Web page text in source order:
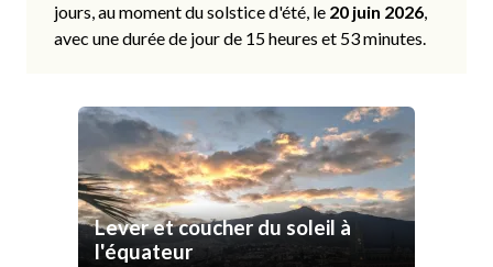
jours, au moment du solstice d'été, le 20 juin 2026,
avec une durée de jour de 15 heures et 53 minutes.
Lever et coucher du soleil à
l'équateur